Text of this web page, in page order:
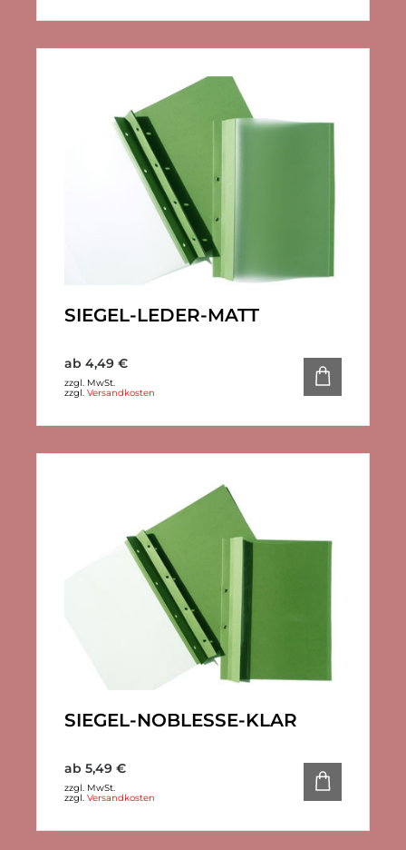
SIEGEL-LEDER-MATT
ab 4,49 €
zzgl. MwSt.
zzgl. Versandkosten
SIEGEL-NOBLESSE-KLAR
ab 5,49 €
zzgl. MwSt.
zzgl. Versandkosten